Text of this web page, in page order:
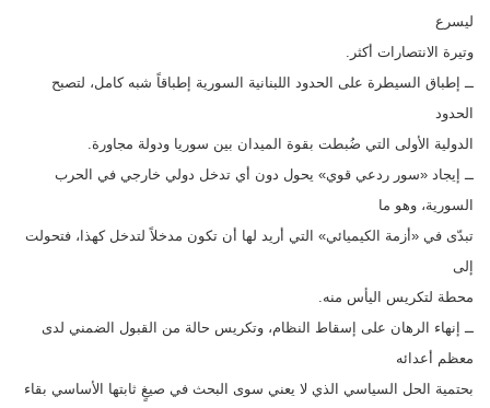
ليسرع
وتيرة الانتصارات أكثر.
ــ إطباق السيطرة على الحدود اللبنانية السورية إطباقاً شبه كامل، لتصبح
الحدود
الدولية الأولى التي ضُبطت بقوة الميدان بين سوريا ودولة مجاورة.
ــ إيجاد «سور ردعي قوي» يحول دون أي تدخل دولي خارجي في الحرب
السورية، وهو ما
تبدّى في «أزمة الكيميائي» التي أريد لها أن تكون مدخلاً لتدخل كهذا، فتحولت
إلى
محطة لتكريس اليأس منه.
ــ إنهاء الرهان على إسقاط النظام، وتكريس حالة من القبول الضمني لدى
معظم أعدائه
بحتمية الحل السياسي الذي لا يعني سوى البحث في صيغٍ ثابتها الأساسي بقاء